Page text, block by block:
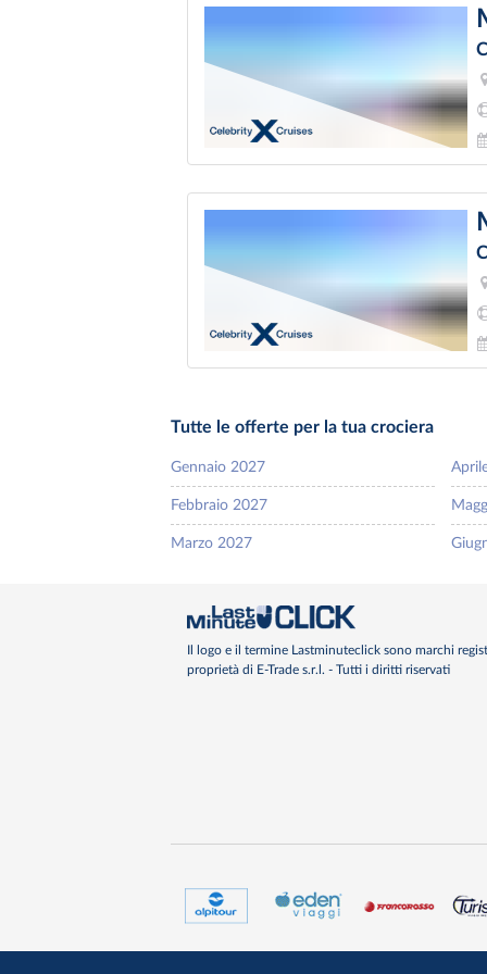
Tutte le offerte per la tua crociera
Gennaio 2027
Febbraio 2027
Marzo 2027
Il logo e il termine Lastminuteclick sono marchi
proprietà di E-Trade s.r.l. - Tutti i diritti riservati